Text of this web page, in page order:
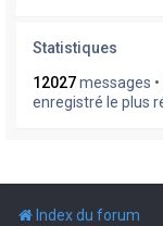
Statistiques
12027messages •
enregistré le plus
Index du forum